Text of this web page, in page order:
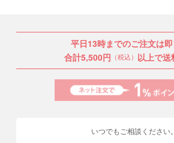
平日13時までのご注文は
合計5,500円 （税込） 以上で送
いつでもご相談ください。